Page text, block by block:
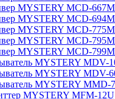
MYSTERY MCD-
MYSTERY MCD-
MYSTERY MCD-
MYSTERY MCD-
MYSTERY MCD-
MYSTERY MDV-
MYSTERY MDV-
MYSTERY MMD-
MYSTERY MFM-12U